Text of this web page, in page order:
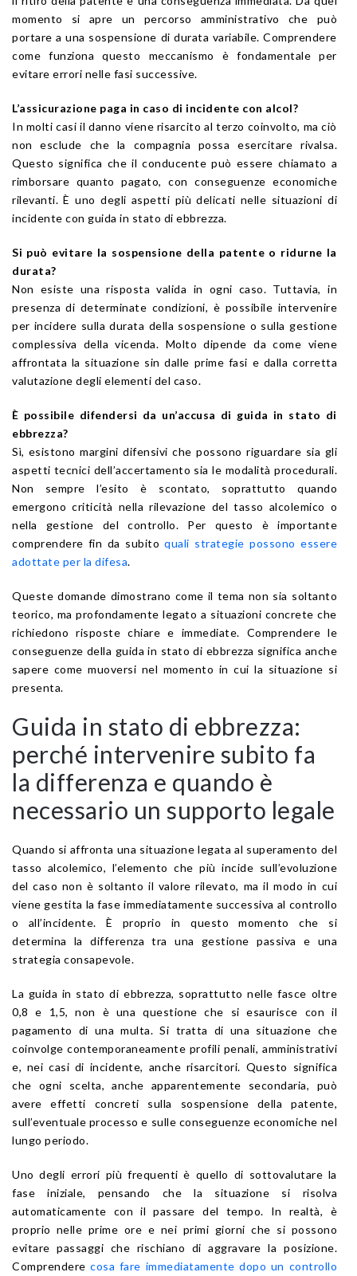
momento si apre un percorso amministrativo che può
portare a una sospensione di durata variabile. Comprendere
come funziona questo meccanismo è fondamentale per
evitare errori nelle fasi successive.
L’assicurazione paga in caso di incidente con alcol?
In molti casi il danno viene risarcito al terzo coinvolto, ma ciò
non esclude che la compagnia possa esercitare rivalsa.
Questo significa che il conducente può essere chiamato a
rimborsare quanto pagato, con conseguenze economiche
rilevanti. È uno degli aspetti più delicati nelle situazioni di
incidente con guida in stato di ebbrezza.
Si può evitare la sospensione della patente o ridurne la
durata?
Non esiste una risposta valida in ogni caso. Tuttavia, in
presenza di determinate condizioni, è possibile intervenire
per incidere sulla durata della sospensione o sulla gestione
complessiva della vicenda. Molto dipende da come viene
affrontata la situazione sin dalle prime fasi e dalla corretta
valutazione degli elementi del caso.
È possibile difendersi da un’accusa di guida in stato di
ebbrezza?
Sì, esistono margini difensivi che possono riguardare sia gli
aspetti tecnici dell’accertamento sia le modalità procedurali.
Non sempre l’esito è scontato, soprattutto quando
emergono criticità nella rilevazione del tasso alcolemico o
nella gestione del controllo. Per questo è importante
comprendere fin da subitoquali strategie possono essere
adottate per la difesa.
Queste domande dimostrano come il tema non sia soltanto
teorico, ma profondamente legato a situazioni concrete che
richiedono risposte chiare e immediate. Comprendere le
conseguenze della guida in stato di ebbrezza significa anche
sapere come muoversi nel momento in cui la situazione si
presenta.
Guida in stato di ebbrezza:
perché intervenire subito fa
la differenza e quando è
necessario un supporto legale
Quando si affronta una situazione legata al superamento del
tasso alcolemico, l’elemento che più incide sull’evoluzione
del caso non è soltanto il valore rilevato, ma il modo in cui
viene gestita la fase immediatamente successiva al controllo
o all’incidente. È proprio in questo momento che si
determina la differenza tra una gestione passiva e una
strategia consapevole.
La guida in stato di ebbrezza, soprattutto nelle fasce oltre
0,8 e 1,5, non è una questione che si esaurisce con il
pagamento di una multa. Si tratta di una situazione che
coinvolge contemporaneamente profili penali, amministrativi
e, nei casi di incidente, anche risarcitori. Questo significa
che ogni scelta, anche apparentemente secondaria, può
avere effetti concreti sulla sospensione della patente,
sull’eventuale processo e sulle conseguenze economiche nel
lungo periodo.
Uno degli errori più frequenti è quello di sottovalutare la
fase iniziale, pensando che la situazione si risolva
automaticamente con il passare del tempo. In realtà, è
proprio nelle prime ore e nei primi giorni che si possono
evitare passaggi che rischiano di aggravare la posizione.
Comprenderecosa fare immediatamente dopo un controllo